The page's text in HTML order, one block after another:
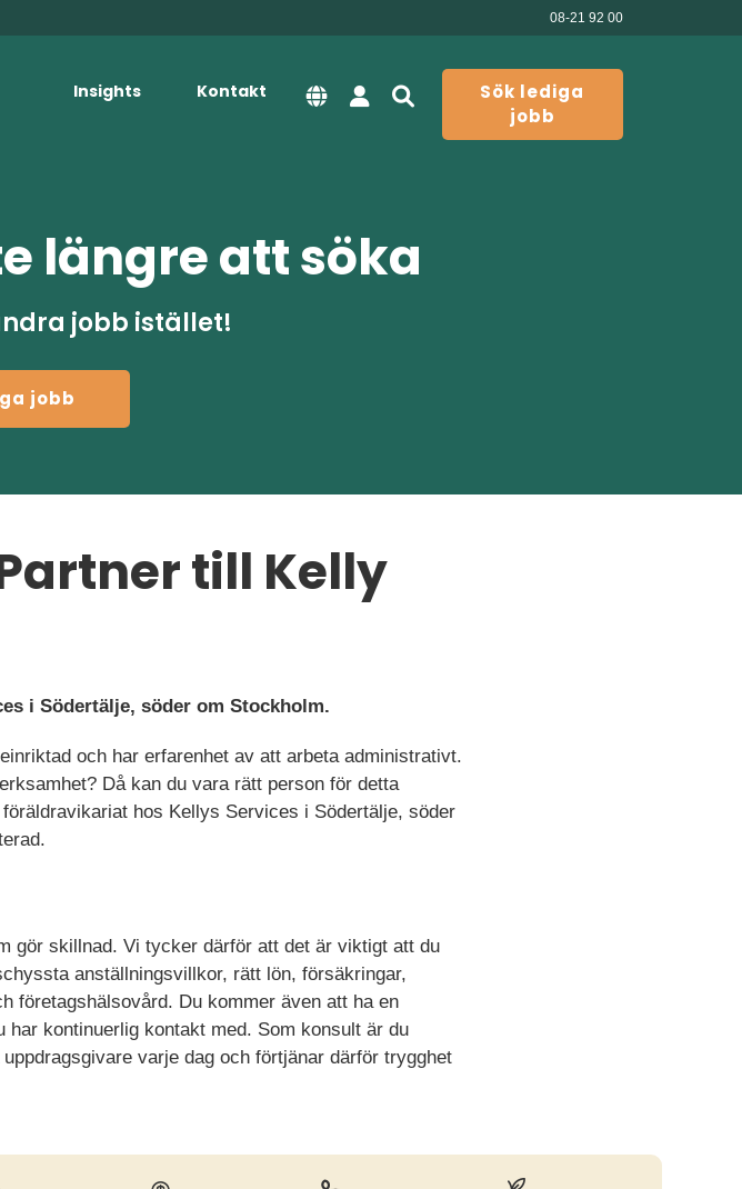
08-21 92 00
Insights Kontakt
Sök lediga
jobb
längre att söka
jobb istället!
jobb
till Kelly
i Södertälje, söder om Stockholm.
och har erfarenhet av att arbeta administrativt.
Då kan du vara rätt person för detta
hos Kellys Services i Södertälje, söder
gör skillnad. Vi tycker därför att det är viktigt att du
anställningsvillkor, rätt lön, försäkringar,
företagshälsovård. Du kommer även att ha en
kontinuerlig kontakt med. Som konsult är du
varje dag och förtjänar därför trygghet